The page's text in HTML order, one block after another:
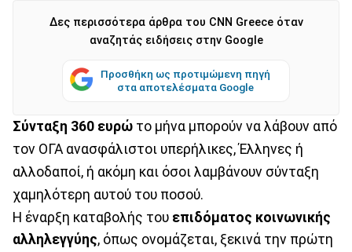
Δες περισσότερα άρθρα του CNN Greece όταν
αναζητάς ειδήσεις στην Google
Προσθήκη ως προτιμώμενη πηγή
στα αποτελέσματα Google
Σύνταξη 360 ευρώ το μήνα μπορούν να λάβουν από
τον ΟΓΑ ανασφάλιστοι υπερήλικες, Έλληνες ή
αλλοδαποί, ή ακόμη και όσοι λαμβάνουν σύνταξη
χαμηλότερη αυτού του ποσού.
Η έναρξη καταβολής του επιδόματος κοινωνικής
αλληλεγγύης, όπως ονομάζεται, ξεκινά την πρώτη